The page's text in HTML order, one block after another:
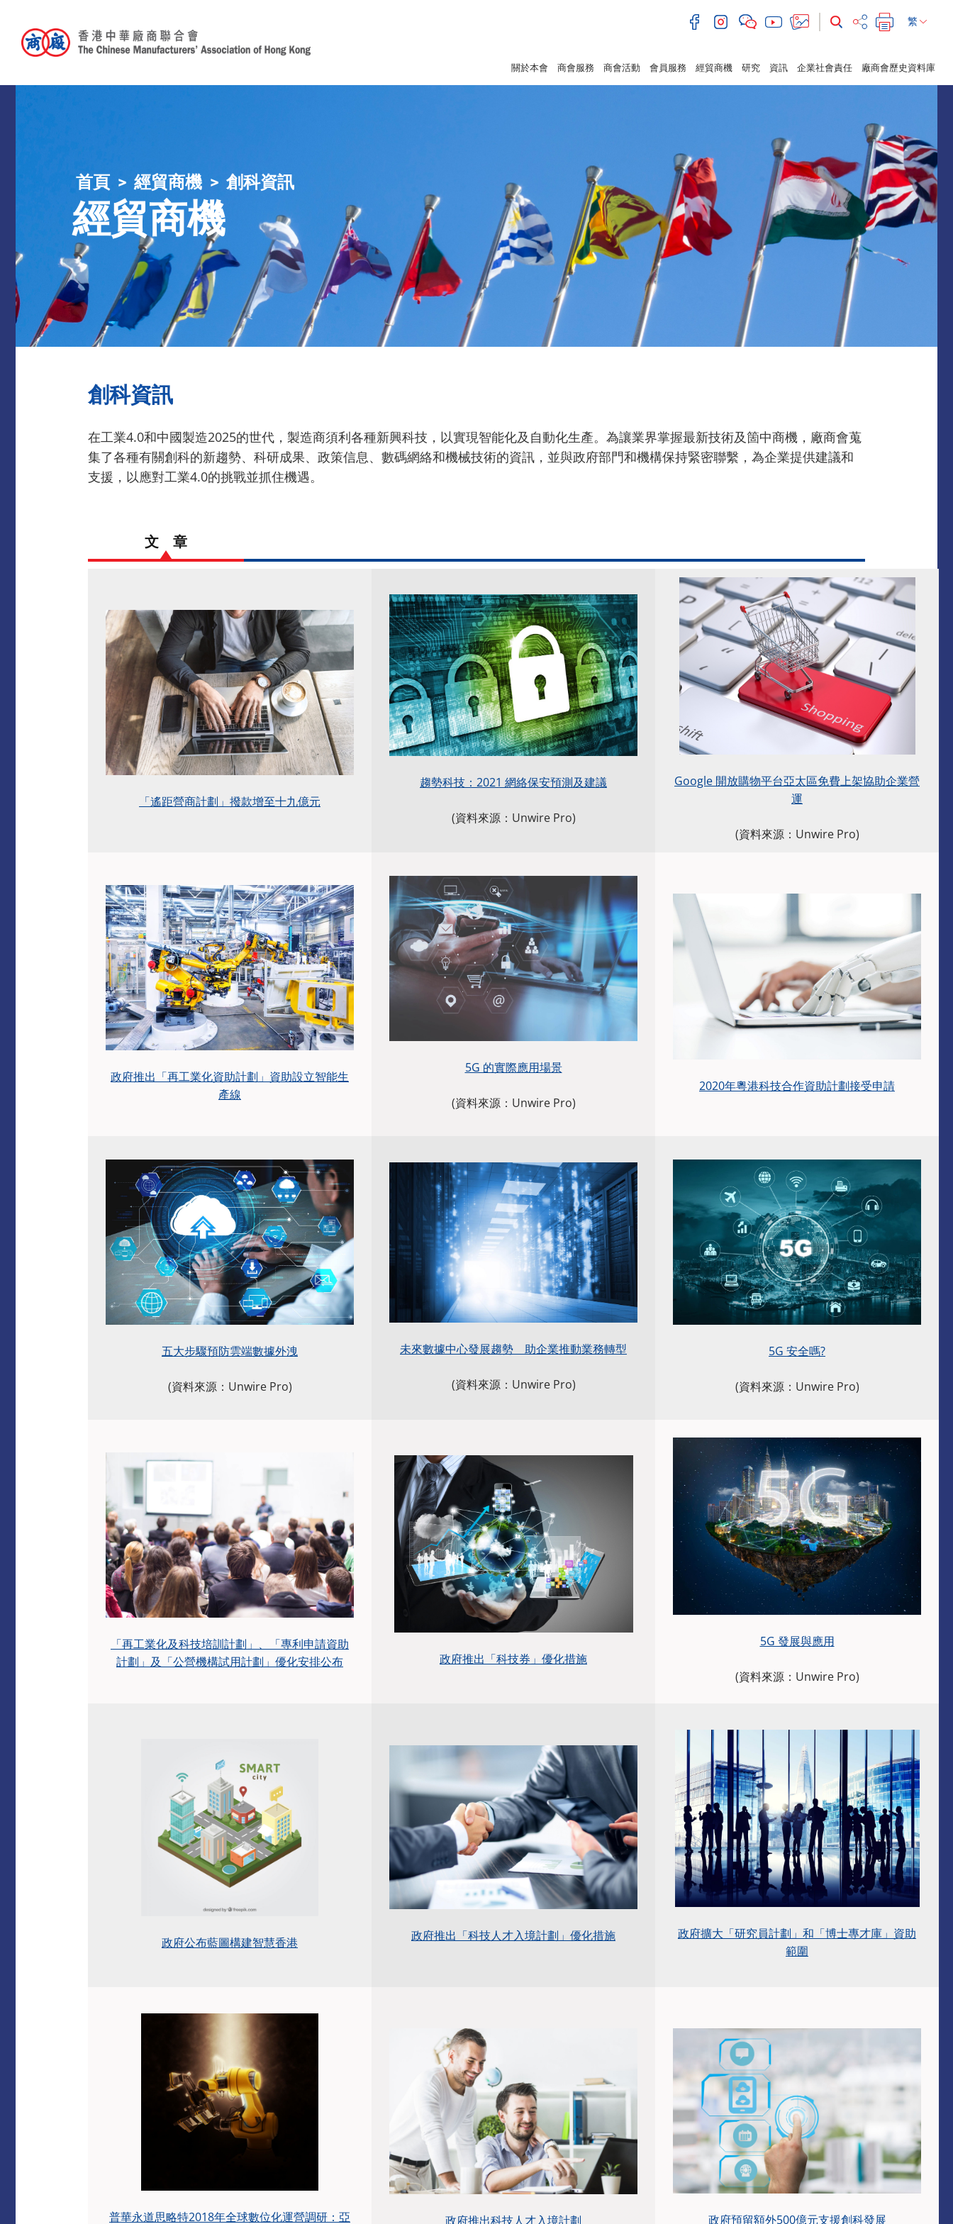
繁
關於本會 商會服務 商會活動 會員服務 經貿商機 研究 資訊 企業社會責任 廠商會歷史資料庫
首頁 經貿商機 創科資訊
經貿商機
創科資訊
在工業4.0和中國製造2025的世代，製造商須利各種新興科技，以實現智能化及自動化生產。為讓業界掌握最新技術及箇中商機，廠商會蒐
集了各種有關創科的新趨勢、科研成果、政策信息、數碼網絡和機械技術的資訊，並與政府部門和機構保持緊密聯繫，為企業提供建議和
支援，以應對工業4.0的挑戰並抓住機遇。
文 章
「遙距營商計劃」撥款增至十九億元
趨勢科技：2021 網絡保安預測及建議
(資料來源：Unwire Pro)
Google 開放購物平台亞太區免費上架協助企業營
運
(資料來源：Unwire Pro)
政府推出「再工業化資助計劃」資助設立智能生
產線
5G 的實際應用場景
(資料來源：Unwire Pro)
2020年粵港科技合作資助計劃接受申請
五大步驟預防雲端數據外洩
(資料來源：Unwire Pro)
未來數據中心發展趨勢 助企業推動業務轉型
(資料來源：Unwire Pro)
5G 安全嗎?
(資料來源：Unwire Pro)
「再工業化及科技培訓計劃」、「專利申請資助
計劃」及「公營機構試用計劃」優化安排公布
政府推出「科技券」優化措施
5G 發展與應用
(資料來源：Unwire Pro)
政府公布藍圖構建智慧香港 政府推出「科技人才入境計劃」優化措施
政府擴大「研究員計劃」和「博士專才庫」資助
範圍
普華永道思略特2018年全球數位化運營調研：亞 政府推出科技人才入境計劃 政府預留額外500億元支援創科發展